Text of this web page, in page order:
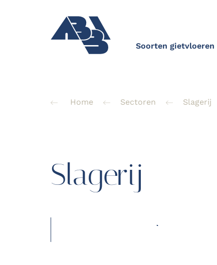
Soorten gietvloeren
Home Sectoren Slagerij
Slagerij